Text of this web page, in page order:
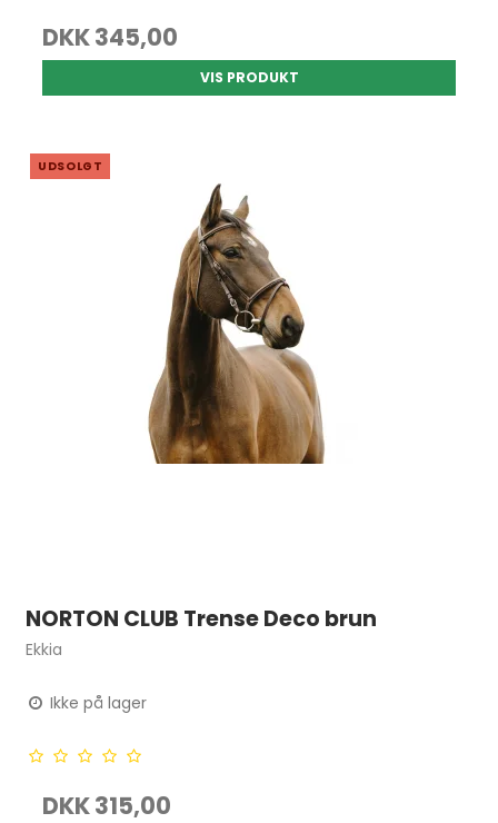
DKK 345,00
VIS PRODUKT
UDSOLGT
NORTON CLUB Trense Deco brun
Ekkia
Ikke på lager
DKK 315,00